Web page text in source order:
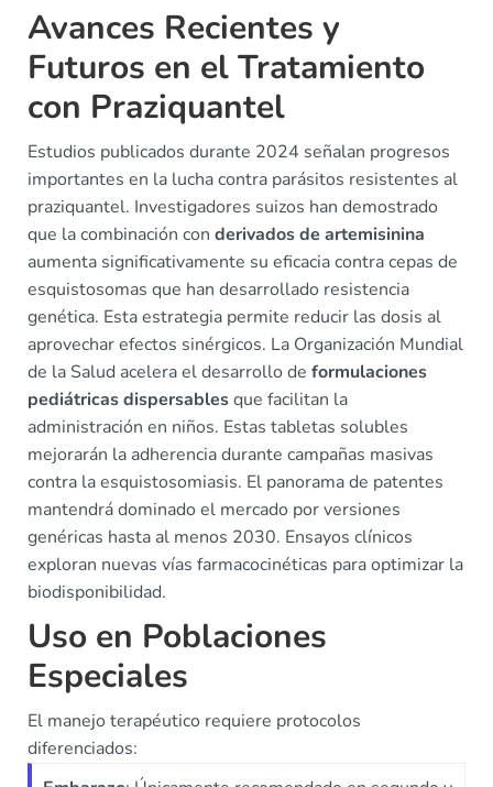
Avances Recientes y
Futuros en el Tratamiento
con Praziquantel
Estudios publicados durante 2024 señalan progresos
importantes en la lucha contra parásitos resistentes al
praziquantel. Investigadores suizos han demostrado
que la combinación con derivados de artemisinina
aumenta significativamente su eficacia contra cepas de
esquistosomas que han desarrollado resistencia
genética. Esta estrategia permite reducir las dosis al
aprovechar efectos sinérgicos. La Organización Mundial
de la Salud acelera el desarrollo de formulaciones
pediátricas dispersablesque facilitan la
administración en niños. Estas tabletas solubles
mejorarán la adherencia durante campañas masivas
contra la esquistosomiasis. El panorama de patentes
mantendrá dominado el mercado por versiones
genéricas hasta al menos 2030. Ensayos clínicos
exploran nuevas vías farmacocinéticas para optimizar la
biodisponibilidad.
Uso en Poblaciones
Especiales
El manejo terapéutico requiere protocolos
diferenciados: